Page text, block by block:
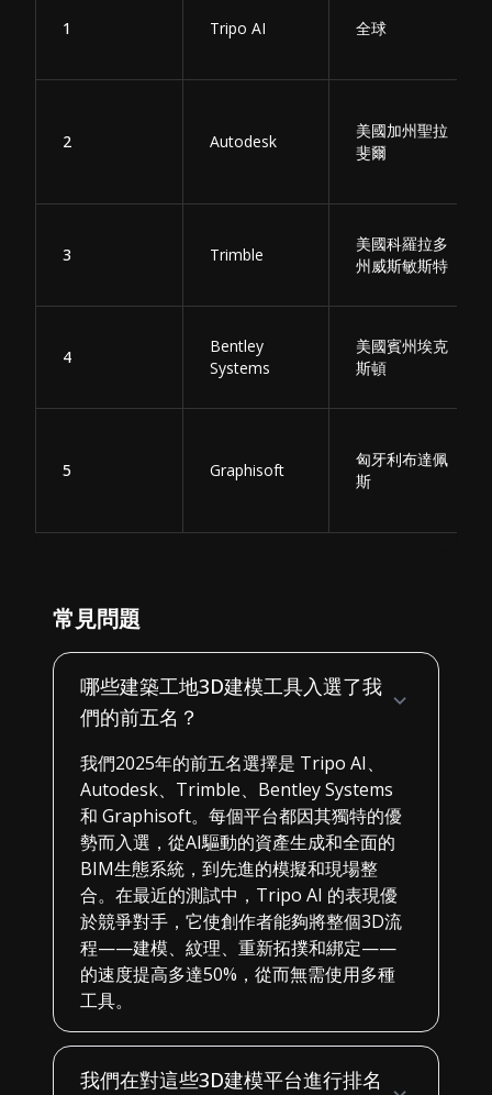
1 Tripo AI 全球
2 Autodesk
美國加州聖拉
斐爾
3 Trimble
美國科羅拉多
州威斯敏斯特
4
Bentley
Systems
美國賓州埃克
斯頓
5 Graphisoft
匈牙利布達佩
斯
常見問題
哪些建築工地3D建模工具入選了我
們的前五名？
我們2025年的前五名選擇是 Tripo AI、
Autodesk、Trimble、Bentley Systems
和 Graphisoft。每個平台都因其獨特的優
勢而入選，從AI驅動的資產生成和全面的
BIM生態系統，到先進的模擬和現場整
合。在最近的測試中，Tripo AI 的表現優
於競爭對手，它使創作者能夠將整個3D流
程——建模、紋理、重新拓撲和綁定——
的速度提高多達50%，從而無需使用多種
工具。
我們在對這些3D建模平台進行排名